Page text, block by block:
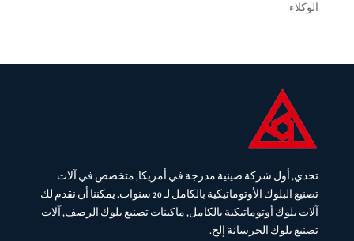
الوكلاء
تحدي, أول شركة صينية مدرجة في أمريكا, متخصص في آلات
تصنيع البلوك الأوتوماتيكية بالكامل لـ 20 سنوات. يمكننا أن نقدم لك
آلات بلوك أوتوماتيكية بالكامل, ماكينات تصنيع بلوك الرصف, آلات
تصنيع بلوك الخرسانة إلخ.